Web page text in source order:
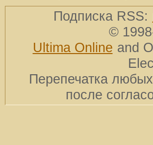
Подписка RSS:
©
Ultima Online and
Перепечатка
после